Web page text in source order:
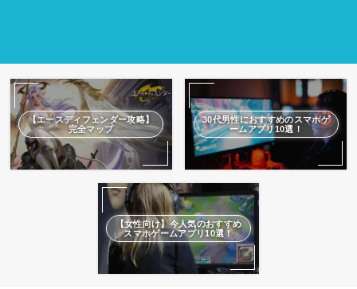
【エースディフェンダー攻略】
完全マップ
30代男性におすすめのスマホゲ
ームアプリ10選！
【女性向け】今人気のおすすめ
スマホゲームアプリ10選！